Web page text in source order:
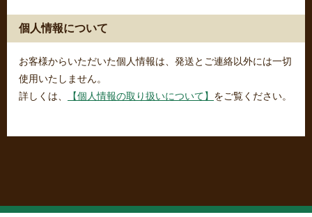
個人情報について
お客様からいただいた個人情報は、発送とご連絡以外には一切
使用いたしません。
詳しくは、
【個人情報の取り扱いについて】 をご覧ください。